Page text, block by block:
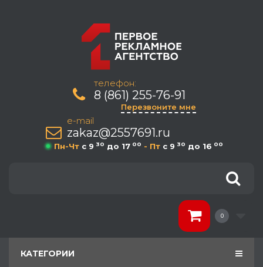
телефон:
8 (861) 255-76-91
Перезвоните мне
e-mail
zakaz@2557691.ru
Пн-Чт c 9 30 до 17 00 - Пт c 9 30 до 16 00
0
КАТЕГОРИИ